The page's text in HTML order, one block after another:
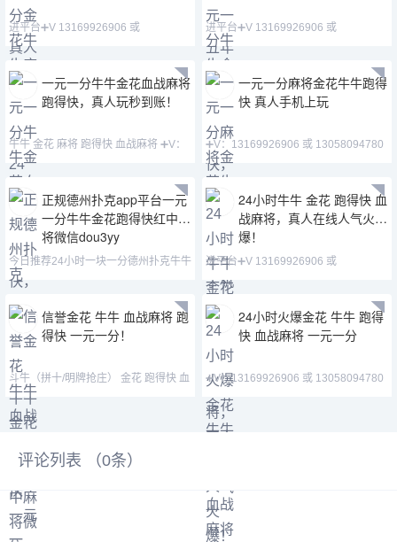
进平台➕V 13169926906 或
进平台➕V 13169926906 或
一元一分牛牛金花血战麻将
跑得快，真人玩秒到账！
牛牛 金花 麻将 跑得快 血战麻将 ➕V：
一元一分麻将金花牛牛跑得
快 真人手机上玩
➕V：13169926906 或 13058094780
QQ:3122617673 主
正规德州扑克app平台一元
一分牛牛金花跑得快红中麻
将微信dou3yy
今日推荐24小时一块一分德州扑克牛牛
金花跑得快红中麻
24小时牛牛 金花 跑得快 血
战麻将，真人在线人气火
爆！
进平台➕V 13169926906 或
信誉金花 牛牛 血战麻将 跑
得快 一元一分！
斗牛（拼十/明牌抢庄） 金花 跑得快 血
战麻将 德州扑克➕
24小时火爆金花 牛牛 跑得
快 血战麻将 一元一分
➕V：13169926906 或 13058094780
评论列表 （0条）